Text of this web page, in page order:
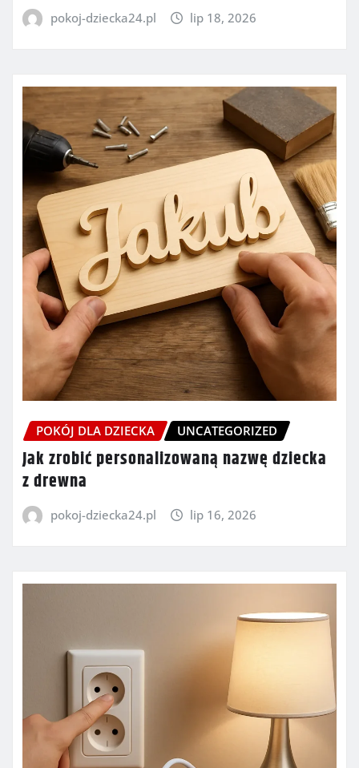
pokoj-dziecka24.pl lip 18, 2026
POKÓJ DLA DZIECKA UNCATEGORIZED
Jak zrobić personalizowaną nazwę dziecka
z drewna
pokoj-dziecka24.pl lip 16, 2026